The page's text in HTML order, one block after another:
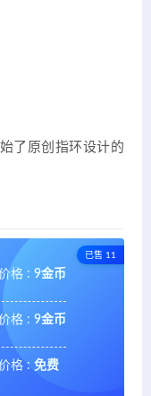
了原创指环设计的
已售 11
格 : 9金币
格 : 9金币
格 : 免费